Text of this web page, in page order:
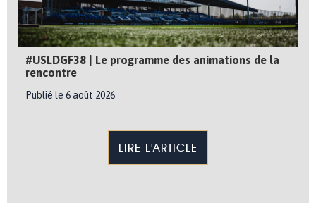
#USLDGF38 | Le programme des animations de la
rencontre
Publié le 6 août 2026
LIRE L'ARTICLE